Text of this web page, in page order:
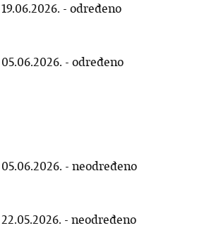
- određeno
- određeno
- neodređeno
- neodređeno